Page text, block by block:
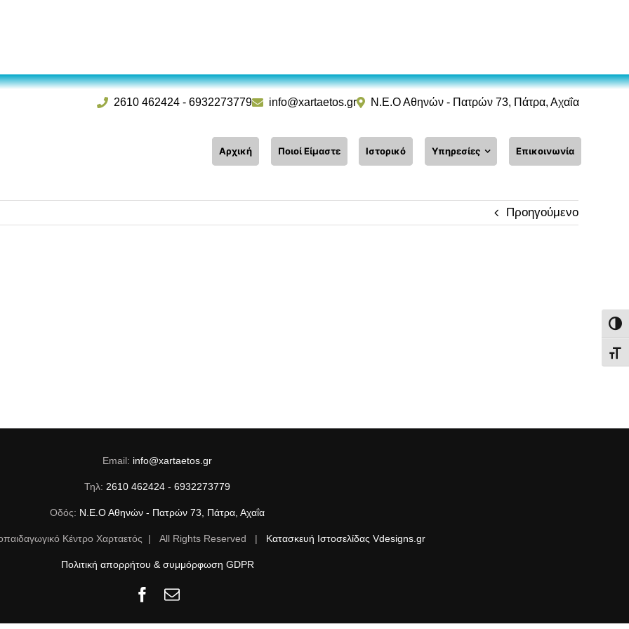
2610 462424 -6932273779 info@xartaetos.gr Ν.Ε.Ο Αθηνών - Πατρών 73, Πάτρα, Αχαΐα
Αρχική Ποιοί Είμαστε Ιστορικό Υπηρεσίες Επικοινωνία
Προηγούμενο
Email: info@xartaetos.gr
Τηλ: 2610 462424 - 6932273779
Οδός: Ν.Ε.Ο Αθηνών - Πατρών 73, Πάτρα, Αχαΐα
Κέντρο Χαρταετός | All Rights Reserved | Κατασκευή Ιστοσελίδας Vdesigns.gr
Πολιτική απορρήτου & συμμόρφωση GDPR
Facebook
Email